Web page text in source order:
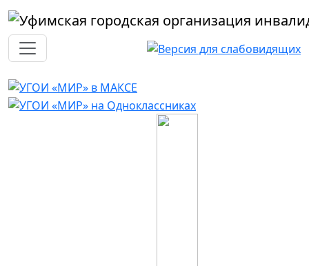
Перейти к основному содержанию